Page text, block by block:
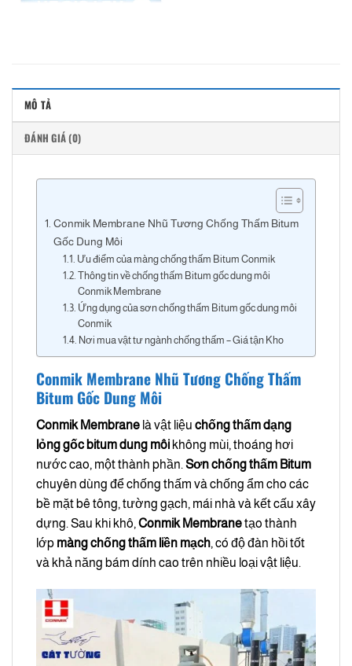
MÔ TẢ
ĐÁNH GIÁ (0)
Conmik Membrane Nhũ Tương Chống Thấm Bitum
Gốc Dung Môi
Ưu điểm của màng chống thấm Bitum Conmik
Thông tin về chống thấm Bitum gốc dung môi
Conmik Membrane
Ứng dụng của sơn chống thấm Bitum gốc dung môi
Conmik
Nơi mua vật tư ngành chống thấm – Giá tận Kho
Conmik Membrane Nhũ Tương Chống Thấm
Bitum Gốc Dung Môi
Conmik Membrane là vật liệu chống thấm dạng
lỏng gốc bitum dung môikhông mùi, thoáng hơi
nước cao, một thành phần. Sơn chống thấm Bitum
chuyên dùng để chống thấm và chống ẩm cho các
bề mặt bê tông, tường gạch, mái nhà và kết cấu xây
dựng. Sau khi khô, Conmik Membranetạo thành
lớp màng chống thấm liền mạch, có độ đàn hồi tốt
và khả năng bám dính cao trên nhiều loại vật liệu.